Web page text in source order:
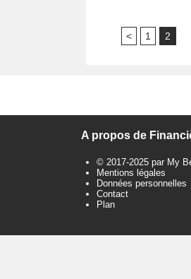
< 1 2
A propos de
© 2017-2025 par My
Mentions légales
Données personnelles
Contact
Plan